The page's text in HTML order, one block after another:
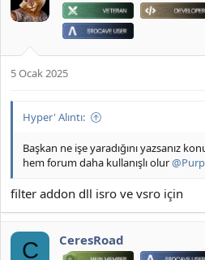
5 Ocak 2025
Hyper' Alıntı:
Başkan ne işe yaradığını yazsanız
hem forum daha kullanışlı olur
filter addon dll isro ve vsro için
C CeresRoad